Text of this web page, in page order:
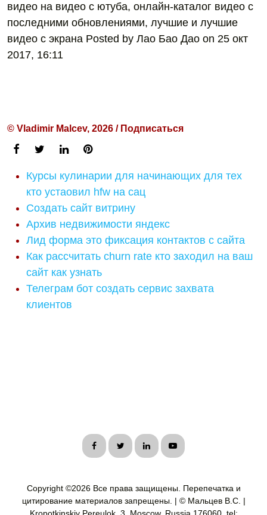
видео на видео с ютуба, онлайн-каталог видео с
последними обновлениями, лучшие и лучшие
видео с экрана Posted by Лао Бао Дао on 25 окт
2017, 16:11
© Vladimir Malcev, 2026 / Подписаться
Курсы кулинарии для начинающих для тех
кто устаовил hfw на сац
Создать сайт витрину
Архив недвижимости яндекс
Лид форма это фиксация контактов с сайта
Как рассчитать churn rate кто заходил на ваш
сайт как узнать
Телеграм бот создать сервис захвата
клиентов
Copyright ©2026 Все права защищены. Перепечатка и
цитирование материалов запрещены. | © Мальцев В.С. |